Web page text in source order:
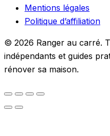
Mentions légales
Politique d’affiliation
© 2026 Ranger au carré.
indépendants et guides
rénover sa maison.